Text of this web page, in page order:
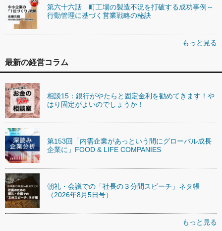
第六十六話 町工場の製造不況を打破する成功事例～
行動管理に基づく営業戦略の秘訣
もっと見る
最新の経営コラム
相談15：銀行がやたらと固定金利を勧めてきます！や
はり固定がよいのでしょうか！
第153回「内需企業があっという間にグローバル成長
企業に」FOOD & LIFE COMPANIES
朝礼・会議での「社長の３分間スピーチ」ネタ帳
（2026年8月5日号）
もっと見る